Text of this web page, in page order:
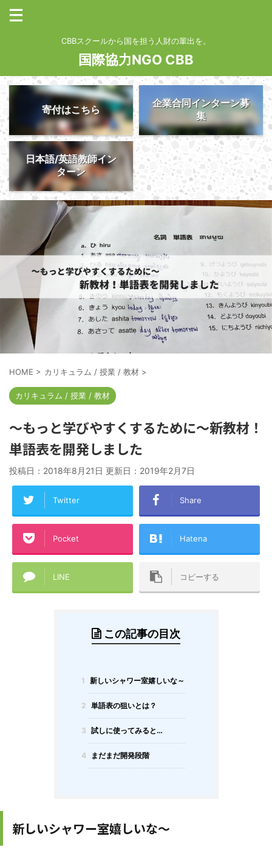
CBBスクールから国を担う人財の輩出を。
国際協力NGO CBB
寄付はこちら
企業合同インターン募
集
日本語/英語教師イン
ターン
HOME > カリキュラム / 授業 / 教材 >
カリキュラム / 授業 / 教材
～もっと学びやすくするために～新教材！
単語表を開発しました
投稿日：2018年8月21日 更新日： 2019年2月7日
Twitter Share
Pocket Hatena
LINE コピーする
この記事の目次
1 新しいシャワー室嬉しいな～
2 単語表の狙いとは？
3 試しに使ってみると…
4 まだまだ開発段階
新しいシャワー室嬉しいな～